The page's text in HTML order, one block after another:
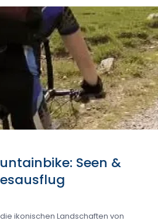
Seen &
ikonischen Landschaften von